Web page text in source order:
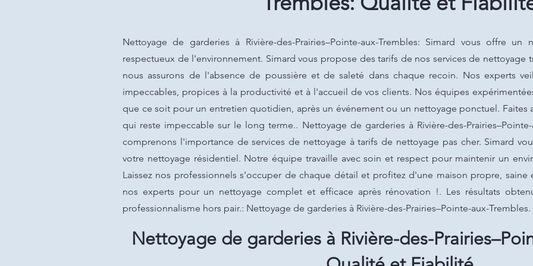
Nettoyage de garderies à Rivière-des-Prairies–Pointe-aux-Trembles: Simard vous offre
respectueux de l'environnement. Simard vous propose des tarifs de nos services de nettoyage
nous assurons de l'absence de poussière et de saleté dans chaque recoin. Nos experts
impeccables, propices à la productivité et à l'accueil de vos clients. Nos équipes
que ce soit pour un entretien quotidien, après un événement ou un nettoyage ponctuel.
qui reste impeccable sur le long terme.. Nettoyage de garderies à Rivière-des-
comprenons l'importance de services de nettoyage à tarifs de nettoyage pas cher. Simard
votre nettoyage résidentiel. Notre équipe travaille avec soin et respect pour maintenir un
Laissez nos professionnels s'occuper de chaque détail et profitez d'une maison propre, saine
nos experts pour un nettoyage complet et efficace après rénovation !. Les résultats
professionnalisme hors pair.: Nettoyage de garderies à Rivière-des-Prairies–Pointe-aux-Trembles.
Nettoyage de garderies à Rivière-des-